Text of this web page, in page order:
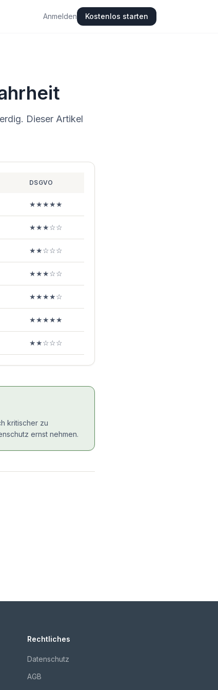
Anmelden Kostenlos starten
Dieser Artikel
DSGVO
★★★★★
★★★☆☆
★★☆☆☆
★★★☆☆
★★★★☆
★★★★★
★★☆☆☆
kritischer zu
ernst nehmen.
Rechtliches
Datenschutz
AGB